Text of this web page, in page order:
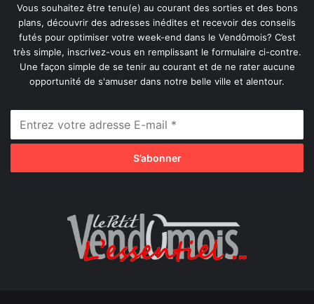
Vous souhaitez être tenu(e) au courant des sorties et des bons
plans, découvrir des adresses inédites et recevoir des conseils
futés pour optimiser votre week-end dans le Vendômois? C’est
très simple, inscrivez-vous en remplissant le formulaire ci-contre.
Une façon simple de se tenir au courant et de ne rater aucune
opportunité de s'amuser dans notre belle ville et alentour.